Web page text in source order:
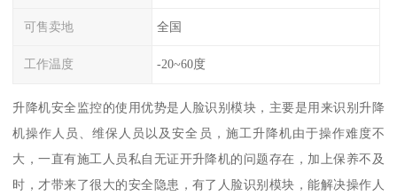
可售卖地 全国
工作温度 -20~60度
升降机安全监控的使用优势是人脸识别模块，主要是用来识别升降
机操作人员、维保人员以及安全员，施工升降机由于操作难度不
大，一直有施工人员私自无证开升降机的问题存在，加上保养不及
时，才带来了很大的安全隐患，有了人脸识别模块，能解决操作人